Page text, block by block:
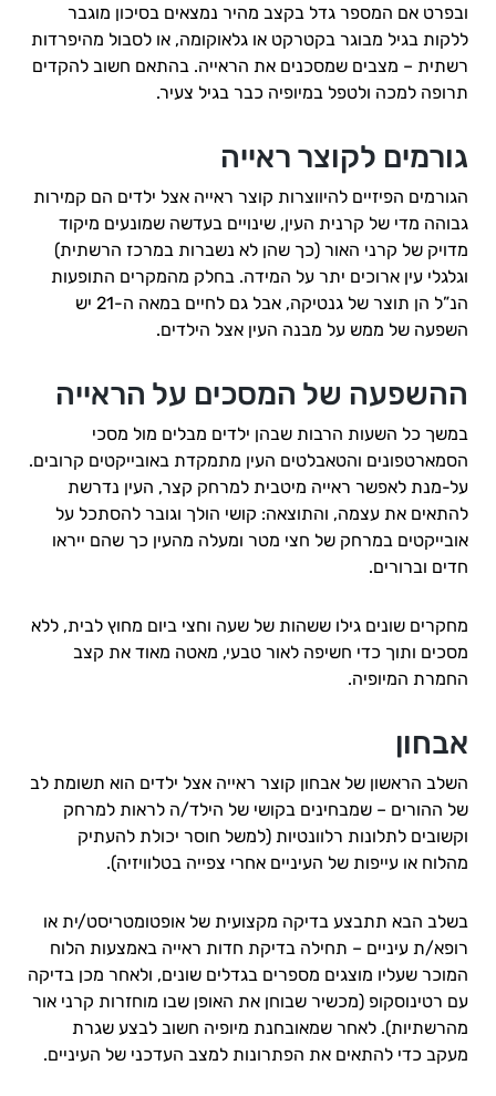
ובפרט אם המספר גדל בקצב מהיר נמצאים בסיכון מוגבר
ללקות בגיל מבוגר בקטרקט או גלאוקומה, או לסבול מהיפרדות
רשתית – מצבים שמסכנים את הראייה. בהתאם חשוב להקדים
תרופה למכה ולטפל במיופיה כבר בגיל צעיר.
גורמים לקוצר ראייה
הגורמים הפיזיים להיווצרות קוצר ראייה אצל ילדים הם קמירות
גבוהה מדי של קרנית העין, שינויים בעדשה שמונעים מיקוד
מדויק של קרני האור (כך שהן לא נשברות במרכז הרשתית)
וגלגלי עין ארוכים יתר על המידה. בחלק מהמקרים התופעות
הנ”ל הן תוצר של גנטיקה, אבל גם לחיים במאה ה-21 יש
השפעה של ממש על מבנה העין אצל הילדים.
ההשפעה של המסכים על הראייה
במשך כל השעות הרבות שבהן ילדים מבלים מול מסכי
הסמארטפונים והטאבלטים העין מתמקדת באובייקטים קרובים.
על-מנת לאפשר ראייה מיטבית למרחק קצר, העין נדרשת
להתאים את עצמה, והתוצאה: קושי הולך וגובר להסתכל על
אובייקטים במרחק של חצי מטר ומעלה מהעין כך שהם ייראו
חדים וברורים.
מחקרים שונים גילו ששהות של שעה וחצי ביום מחוץ לבית, ללא
מסכים ותוך כדי חשיפה לאור טבעי, מאטה מאוד את קצב
החמרת המיופיה.
אבחון
השלב הראשון של אבחון קוצר ראייה אצל ילדים הוא תשומת לב
של ההורים – שמבחינים בקושי של הילד/ה לראות למרחק
וקשובים לתלונות רלוונטיות (למשל חוסר יכולת להעתיק
מהלוח או עייפות של העיניים אחרי צפייה בטלוויזיה).
בשלב הבא תתבצע בדיקה מקצועית של אופטומטריסט/ית או
רופא/ת עיניים – תחילה בדיקת חדות ראייה באמצעות הלוח
המוכר שעליו מוצגים מספרים בגדלים שונים, ולאחר מכן בדיקה
עם רטינוסקופ (מכשיר שבוחן את האופן שבו מוחזרות קרני אור
מהרשתיות). לאחר שמאובחנת מיופיה חשוב לבצע שגרת
מעקב כדי להתאים את הפתרונות למצב העדכני של העיניים.